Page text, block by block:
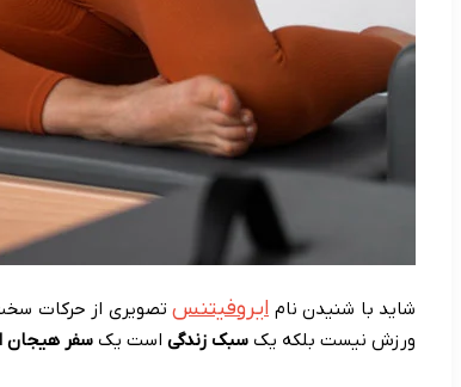
شاید با شنیدن نام ایروفیتنستصویری از حرکات
ورزش نیست بلکه یک سبک زندگی است یک سفر هیجان